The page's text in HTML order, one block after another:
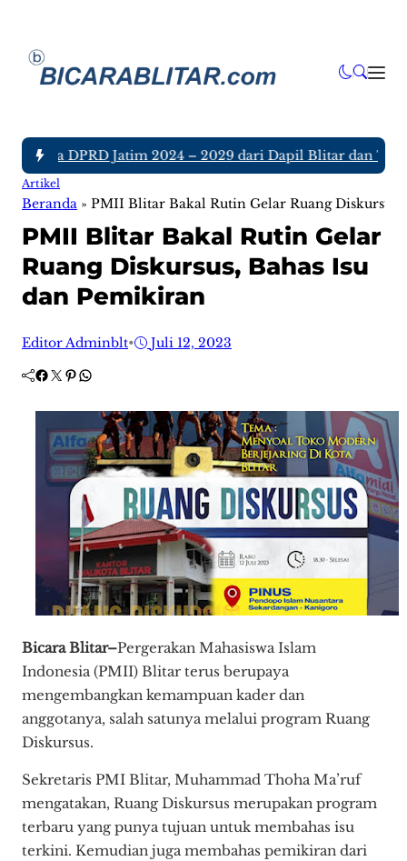
DPRD Jatim 2024 – 2029 dari Dapil Blitar dan
Artikel
Beranda » PMII Blitar Bakal Rutin Gelar Ruang Diskursus,
PMII Blitar Bakal Rutin Gelar
Ruang Diskursus, Bahas Isu
dan Pemikiran
Editor Adminblt• Juli 12, 2023
Facebook Twitter Pinterest WhatsApp
Bicara Blitar–Pergerakan Mahasiswa Islam
Indonesia (PMII) Blitar terus berupaya
mengembangkan kemampuan kader dan
anggotanya, salah satunya melalui program Ruang
Diskursus.
Sekretaris PMI Blitar, Muhammad Thoha Ma’ruf
mengatakan, Ruang Diskursus merupakan program
terbaru yang punya tujuan untuk membahas isu
terkini. Kemudian juga membahas pemikiran dari